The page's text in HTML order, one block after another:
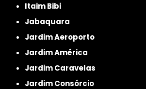
Itaim Bibi
Jabaquara
Jardim Aeroporto
Jardim América
Jardim Caravelas
Jardim Consórcio